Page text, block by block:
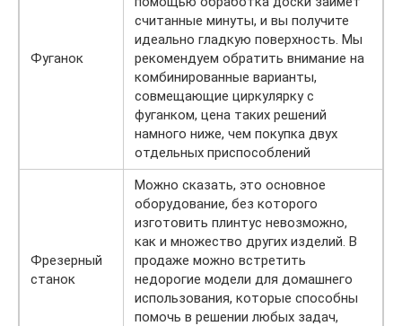
Фуганок
считанные минуты, и вы получите
идеально гладкую поверхность. Мы
рекомендуем обратить внимание на
комбинированные варианты,
совмещающие циркулярку с
фуганком, цена таких решений
намного ниже, чем покупка двух
отдельных приспособлений
Фрезерный
станок
Можно сказать, это основное
оборудование, без которого
изготовить плинтус невозможно,
как и множество других изделий. В
продаже можно встретить
недорогие модели для домашнего
использования, которые способны
помочь в решении любых задач,